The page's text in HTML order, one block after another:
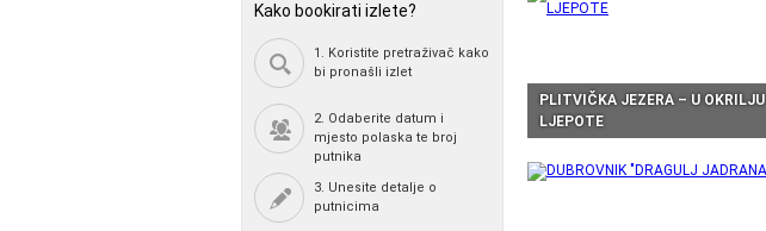
Kako bookirati izlete?
1. Koristite pretraživač kako
bi pronašli izlet
2. Odaberite datum i
mjesto polaska te broj
putnika
3. Unesite detalje o
putnicima
PLITVIČKA JEZERA – U OKRILJU
LJEPOTE